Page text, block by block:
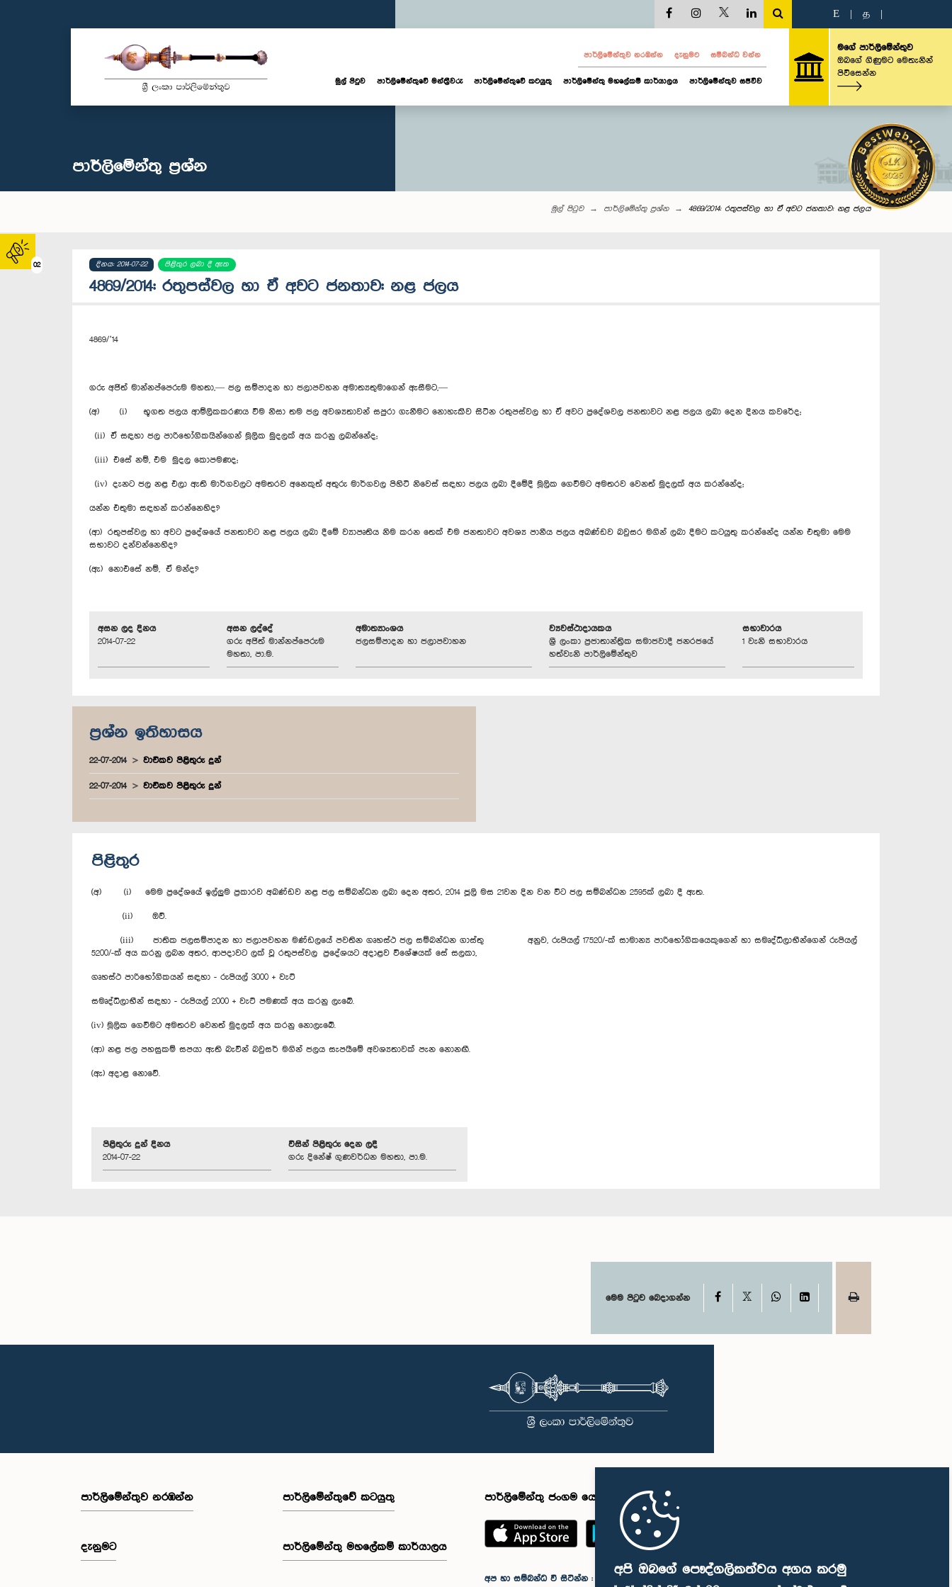
අපි ඔබගේ පෞද්ගලිකත්වය අගය කරමු
02
E த
පාර්ලි‌මේන්තුව නරඹන්න දැනුමට සම්බන්ධ වන්න
මුල් පිටුව පාර්ලි‌මේන්තුවේ මන්ත්‍රීවරු පාර්ලිමේන්තුවේ කටයුතු පාර්ලිමේන්තු මහලේකම් කාර්යාලය පාර්ලිමේන්තුව සජීවීව
මගේ පාර්ලිමේන්තුව
ඔබගේ ගිණුමට මෙතැනින්
පිවිසෙන්න
පාර්ලි‌මේන්තු‌ ප්‍රශ්න
මුල් පිටුව පාර්ලි‌මේන්තු‌ ප්‍රශ්න 4869/2014: රතුපස්වල හා ඒ අවට ජනතාව: නළ ජලය
දිනය: 2014-07-22 පිළිතුර ලබා දී ඇත
4869/2014: රතුපස්වල හා ඒ අවට ජනතාව: නළ ජලය
4869/’14
ගරු අජිත් මාන්නප්පෙරුම මහතා,— ජල සම්පාදන හා ජලාපවහන අමාත්‍යතුමාගෙන් ඇසීමට,—
(අ) (i) භූගත ජලය ආම්ලිකකරණය වීම නිසා තම ජල අවශ්‍යතාවන් සපුරා ගැනීමට නොහැකිව සිටින රතුපස්වල හා ඒ අවට ප්‍රදේශවල ජනතාවට නළ ජලය ලබා දෙන දිනය කවරේද;
(ii) ඒ සඳහා ජල පාරිභෝගිකයින්ගෙන් මූලික මුදලක් අය කරනු ලබන්නේද;
(iii) එසේ නම්, එම මුදල කොපමණද;
(iv) දැනට ජල නළ එලා ඇති මාර්ගවලට අමතරව අනෙකුත් අතුරු මාර්ගවල පිහිටි නිවෙස් සඳහා ජලය ලබා දීමේදී මූලික ගෙවීමට අමතරව වෙනත් මුදලක් අය කරන්නේද;
යන්න එතුමා සඳහන් කරන්නෙහිද?
(ආ) රතුපස්වල හා අවට ප්‍රදේශයේ ජනතාවට නළ ජලය ලබා දීමේ ව්‍යාපෘතිය නිම කරන තෙක් එම ජනතාවට අවශ්‍ය පානීය ජලය අඛණ්ඩව බවුසර මගින් ලබා දීමට කටයුතු කරන්නේද යන්න එතුමා මෙම
සභාවට දන්වන්නෙහිද?
(ඇ) නොඑසේ නම්, ඒ මන්ද?
අසන ලද දිනය
2014-07-22
අසන ලද්දේ
ගරු අජිත් මාන්නප්පෙරුම
මහතා, පා.ම.
අමාත්‍යාංශය
ජලසම්පාදන හා ජලාපවාහන
ව්‍යවස්ථාදායකය
ශ්‍රී ලංකා ප්‍රජාතාන්ත්‍රික සමාජවාදී ජනරජයේ
හත්වැනි පාර්ලිමේන්තුව
සභාවාරය
1 වැනි සභාවාරය
ප්‍රශ්න ඉතිහාසය
22-07-2014 වාචිකව පිළිතුරු දුන්
22-07-2014 වාචිකව පිළිතුරු දුන්
පිළිතුර
(අ) (i) මෙම ප්‍රදේශයේ ඉල්ලුම ප්‍රකාරව අඛණ්ඩව නළ ජල සම්බන්ධන ලබා දෙන අතර, 2014 ජූලි මස 21වන දින වන විට ජල සම්බන්ධන 2595ක් ලබා දී ඇත.
(ii) ඔව්.
(iii) ජාතික ජලසම්පාදන හා ජලාපවහන මණ්ඩලයේ පවතින ගෘහස්ථ ජල සම්බන්ධන ගාස්තු අනුව, රුපියල් 17520/-ක් සාමාන්‍ය පාරිභෝගිකයෙකුගෙන් හා සමෘද්ධිලාභීන්ගෙන් රුපියල්
5200/-ක් අය කරනු ලබන අතර, ආපදාවට ලක් වූ රතුපස්වල ප්‍රදේශයට අදාළව විශේෂයක් සේ සලකා,
ගෘහස්ථ පාරිභෝගිකයන් සඳහා - රුපියල් 3000 + වැට්
සමෘද්ධිලාභීන් සඳහා - රුපියල් 2000 + වැට් පමණක් අය කරනු ලැබේ.
(iv) මූලික ගෙවීමට අමතරව වෙනත් මුදලක් අය කරනු නොලැබේ.
(ආ) නළ ජල පහසුකම් සපයා ඇති බැවින් බවුසර් මගින් ජලය සැපයීමේ අවශ්‍යතාවක් පැන නොනඟී.
(ඇ) අදාළ නොවේ.
පිළිතුරු දුන් දිනය
2014-07-22
විසින් පිළිතුරු දෙන ලදී
ගරු දිනේෂ් ගුණවර්ධන මහතා, පා.ම.
මෙම පිටුව බෙදාගන්න Facebook WhatsAppLinkedIn
පාර්ලි‌මේන්තුව නරඹන්න
දැනුමට
පාර්ලිමේන්තුවේ කටයුතු
පාර්ලිමේන්තු මහලේකම් කාර්යාලය
පාර්ලිමේන්තු ජංගම යෙදුම
අප හා සම්බන්ධ වී සිටින්න :